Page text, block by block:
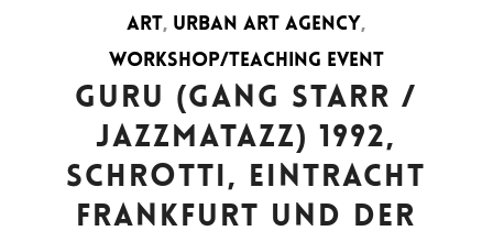
ART, URBAN ART AGENCY,
WORKSHOP/TEACHING EVENT
GURU (GANG STARR /
JAZZMATAZZ) 1992,
SCHROTTI, EINTRACHT
FRANKFURT UND DER